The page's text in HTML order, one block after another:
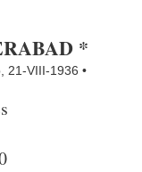
*
21-VIII-1936 •